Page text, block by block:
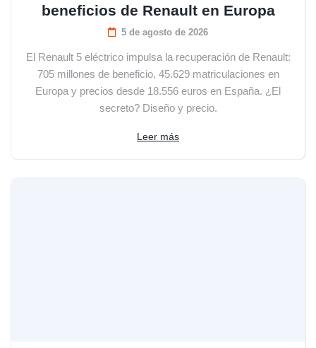
beneficios de Renault en Europa
5 de agosto de 2026
El Renault 5 eléctrico impulsa la recuperación de Renault:
705 millones de beneficio, 45.629 matriculaciones en
Europa y precios desde 18.556 euros en España. ¿El
secreto? Diseño y precio.
Leer más